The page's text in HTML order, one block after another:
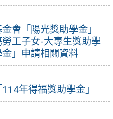
會「陽光獎助學金」
勞工子女-大專生獎助學
」申請相關資料
年得福獎助學金」